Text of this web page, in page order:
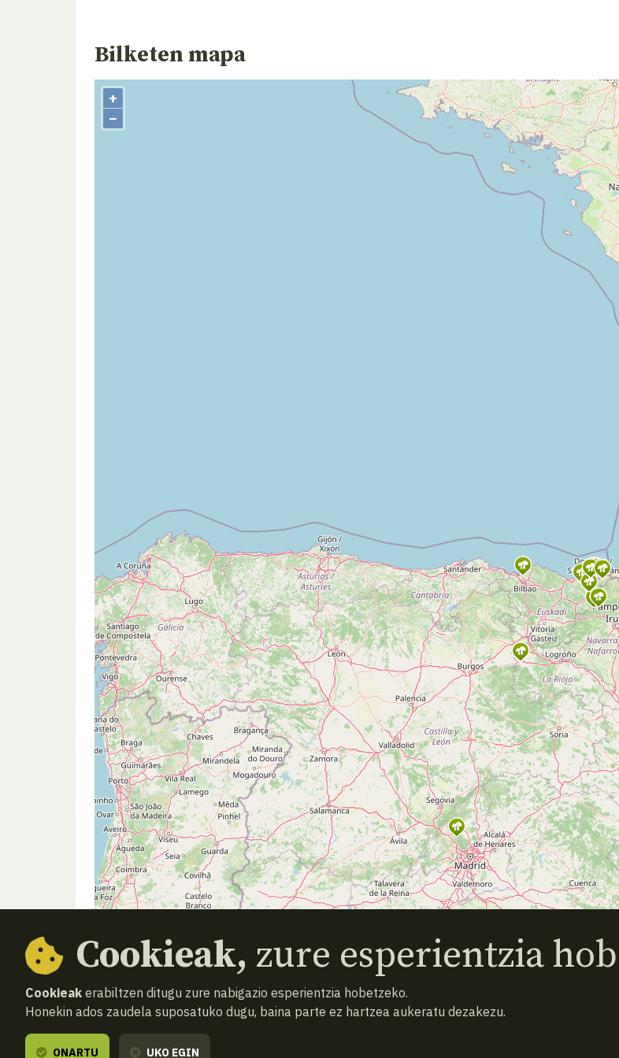
Bilketen mapa
+
−
Cookieak, zure esperientzia
Cookieak erabiltzen ditugu zure nabigazio esperientzia hobetzeko.
Honekin ados zaudela suposatuko dugu, baina parte ez hartzea aukeratu dezakezu.
ONARTU UKO EGIN